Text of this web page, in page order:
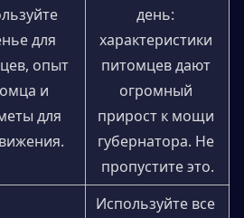
для
опыт
и
для
день:
характеристики
питомцев дают
огромный
прирост к мощи
губернатора. Не
пропустите это.
Используйте все